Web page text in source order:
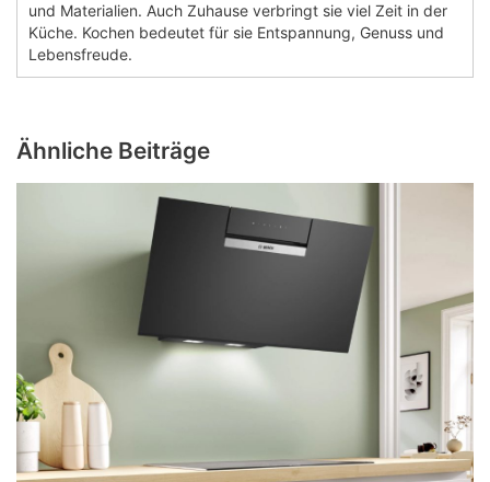
und Materialien. Auch Zuhause verbringt sie viel Zeit in der
Küche. Kochen bedeutet für sie Entspannung, Genuss und
Lebensfreude.
Ähnliche Beiträge